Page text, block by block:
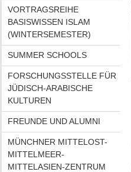
VORTRAGSREIHE
BASISWISSEN ISLAM
(WINTERSEMESTER)
SUMMER SCHOOLS
FORSCHUNGSSTELLE FÜR
JÜDISCH-ARABISCHE
KULTUREN
FREUNDE UND ALUMNI
MÜNCHNER MITTELOST-
MITTELMEER-
MITTELASIEN-ZENTRUM